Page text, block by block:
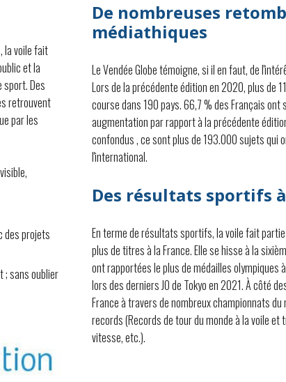
la voile fait
et la
Des
retrouvent
par les
des projets
; sans oublier
De nombreuses
médiathiques
Le Vendée Globe témoigne, si il en faut, de
Lors de la précédente édition en 2020, plus de
course dans 190 pays. 66,7 % des Français ont
augmentation par rapport à la précédente
confondus , ce sont plus de 193.000 sujets qui
l'international.
Des résultats sportifs
En terme de résultats sportifs, la voile fait
plus de titres à la France. Elle se hisse à la
ont rapportées le plus de médailles olympiques
lors des derniers JO de Tokyo en 2021. À côté
France à travers de nombreux championnats
records (Records de tour du monde à la voile
vitesse, etc.).